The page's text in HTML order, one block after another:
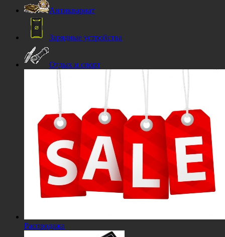
Антиквариат
Зарядные устройства
Отдых и спорт
Распродажа